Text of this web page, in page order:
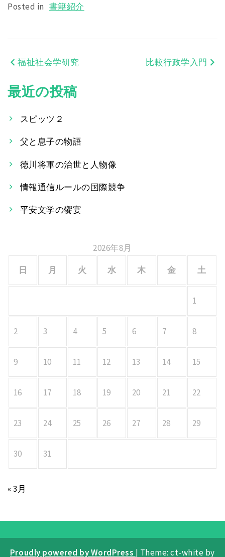
Posted in 書籍紹介
投
稿
ビ
ゲ
ー
シ
ョ
福祉社会学研究 比較行政学入門
最近の投稿
スピッツ２
父と息子の物語
徳川将軍の治世と人物像
情報通信ルールの国際競争
平安文学の饗宴
2026年8月
日
月 火 水 木 金 土
1
2 3 4 5 6 7 8
9 10 11 12 13 14 15
16 17 18 19 20 21 22
23 24 25 26 27 28 29
30 31
« 3月
Proudly powered by WordPress | Theme: ct-white by